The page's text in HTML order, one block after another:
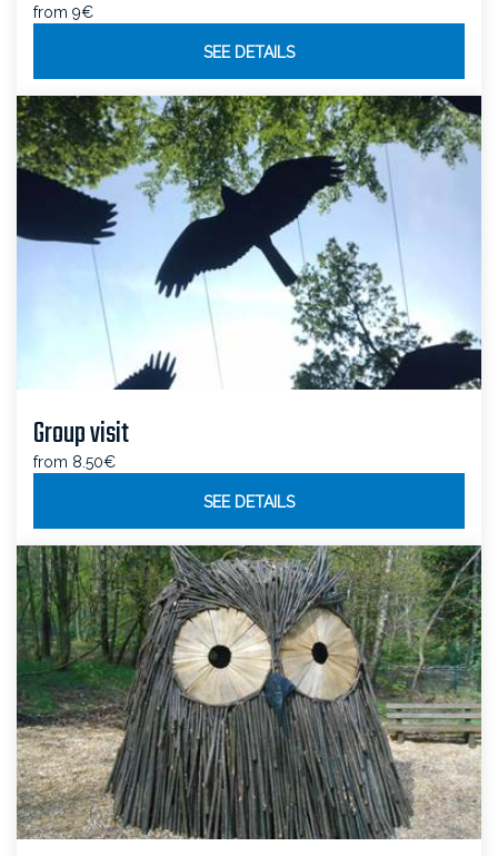
from 9€
SEE DETAILS
Group visit
from 8.50€
SEE DETAILS